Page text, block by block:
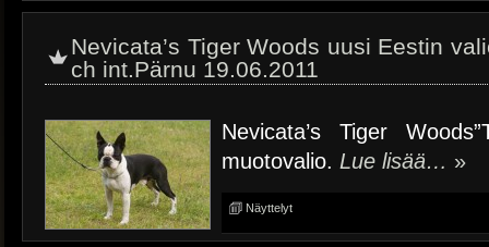
Nevicata’s Tiger Woods uusi Eestin
ch int.Pärnu 19.06.2011
Nevicata’s Tiger
muotovalio. Lue lisää… »
Näyttelyt